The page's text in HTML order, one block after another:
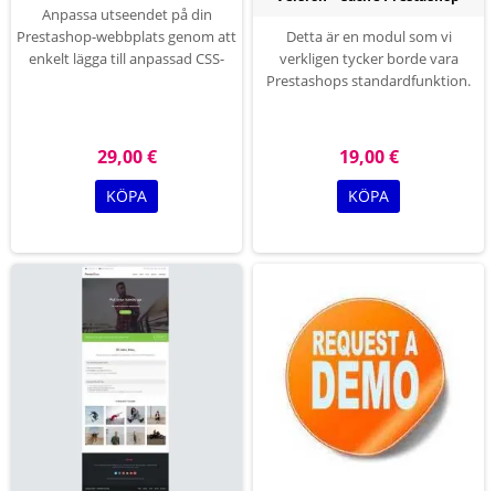
Anpassa utseendet på din
Prestashop-webbplats genom att
enkelt lägga till anpassad CSS-
anpassade CSS-justeringar på din
webbplats.
29,00 €
KÖPA
Detta är en modul som vi
verkligen tycker borde vara
Prestashops standardfunktion.
ändringar på din frontend då och
då
19,00 €
KÖPA